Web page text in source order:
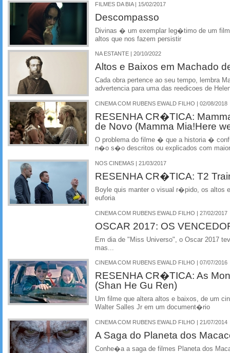
FILMES DA BIA | 15/02/2017
Descompasso
Divinas � um exemplar leg�timo de um
altos que nos fazem persistir
NA ESTANTE | 20/10/2022
Altos e Baixos em Machado
Cada obra pertence ao seu tempo, lembra
advertencia para uma das reedicoes de
CINEMA COM RUBENS EWALD FILHO | 02/08/2018
RESENHA CR�TICA:
de Novo (Mamma Mia!Here
O problema do filme � que a historia �
n�o s�o descritos ou explicados com
NOS CINEMAS | 21/03/2017
RESENHA CR�TICA: T2
Boyle quis manter o visual r�pido, os altos
euforia
CINEMA COM RUBENS EWALD FILHO | 27/02/2017
OSCAR 2017: OS
Em dia de "Miss Universo", o Oscar 2017
mas...
CINEMA COM RUBENS EWALD FILHO | 07/07/2016
RESENHA CR�TICA: As
(Shan He Gu Ren)
Um filme que altera altos e baixos, de um
Walter Salles Jr em um document�rio
CINEMA COM RUBENS EWALD FILHO | 21/07/2014
A Saga do Planeta dos
Conhe�a a saga de filmes Planeta dos